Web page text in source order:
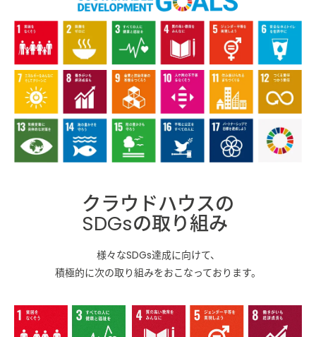
クラウドハウスの
SDGsの取り組み
様々なSDGs達成に向けて、
積極的に次の取り組みをおこなっております。